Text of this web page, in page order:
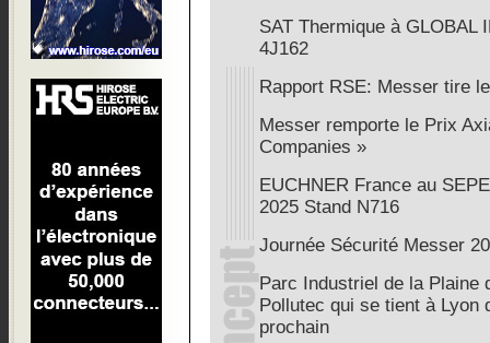
SAT Thermique à GLOBAL
4J162
Rapport RSE: Messer tire
Messer remporte le Prix
Companies »
EUCHNER France au
2025 Stand N716
Journée Sécurité Messer
Parc Industriel de la Plaine
Pollutec qui se tient à Lyon
prochain